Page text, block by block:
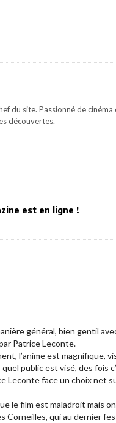
du site. Passionné de
découvertes.
est en ligne !
général, bien gentil
Patrice Leconte.
l’anime est magnifique,
public est visé, des
Leconte face un choix net
le film est maladroit mais
Corneilles, qui au dernier